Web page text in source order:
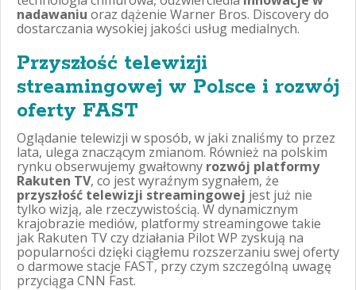
nadawaniu oraz dążenie Warner Bros. Discovery do
dostarczania wysokiej jakości usług medialnych.
Przyszłość telewizji
streamingowej w Polsce i rozwój
oferty FAST
Oglądanie telewizji w sposób, w jaki znaliśmy to przez
lata, ulega znaczącym zmianom. Również na polskim
rynku obserwujemy gwałtowny rozwój platformy
Rakuten TV, co jest wyraźnym sygnałem, że
przyszłość telewizji streamingowej jest już nie
tylko wizją, ale rzeczywistością. W dynamicznym
krajobrazie mediów, platformy streamingowe takie
jak Rakuten TV czy działania Pilot WP zyskują na
popularności dzięki ciągłemu rozszerzaniu swej oferty
o darmowe stacje FAST, przy czym szczególną uwagę
przyciąga CNN Fast.